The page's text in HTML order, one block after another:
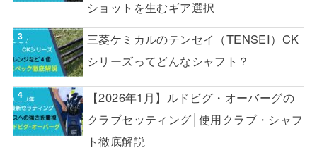
ショットを生むギア選択
三菱ケミカルのテンセイ（TENSEI）CK
シリーズってどんなシャフト？
【2026年1月】ルドビグ・オーバーグの
クラブセッティング│使用クラブ・シャフ
ト徹底解説